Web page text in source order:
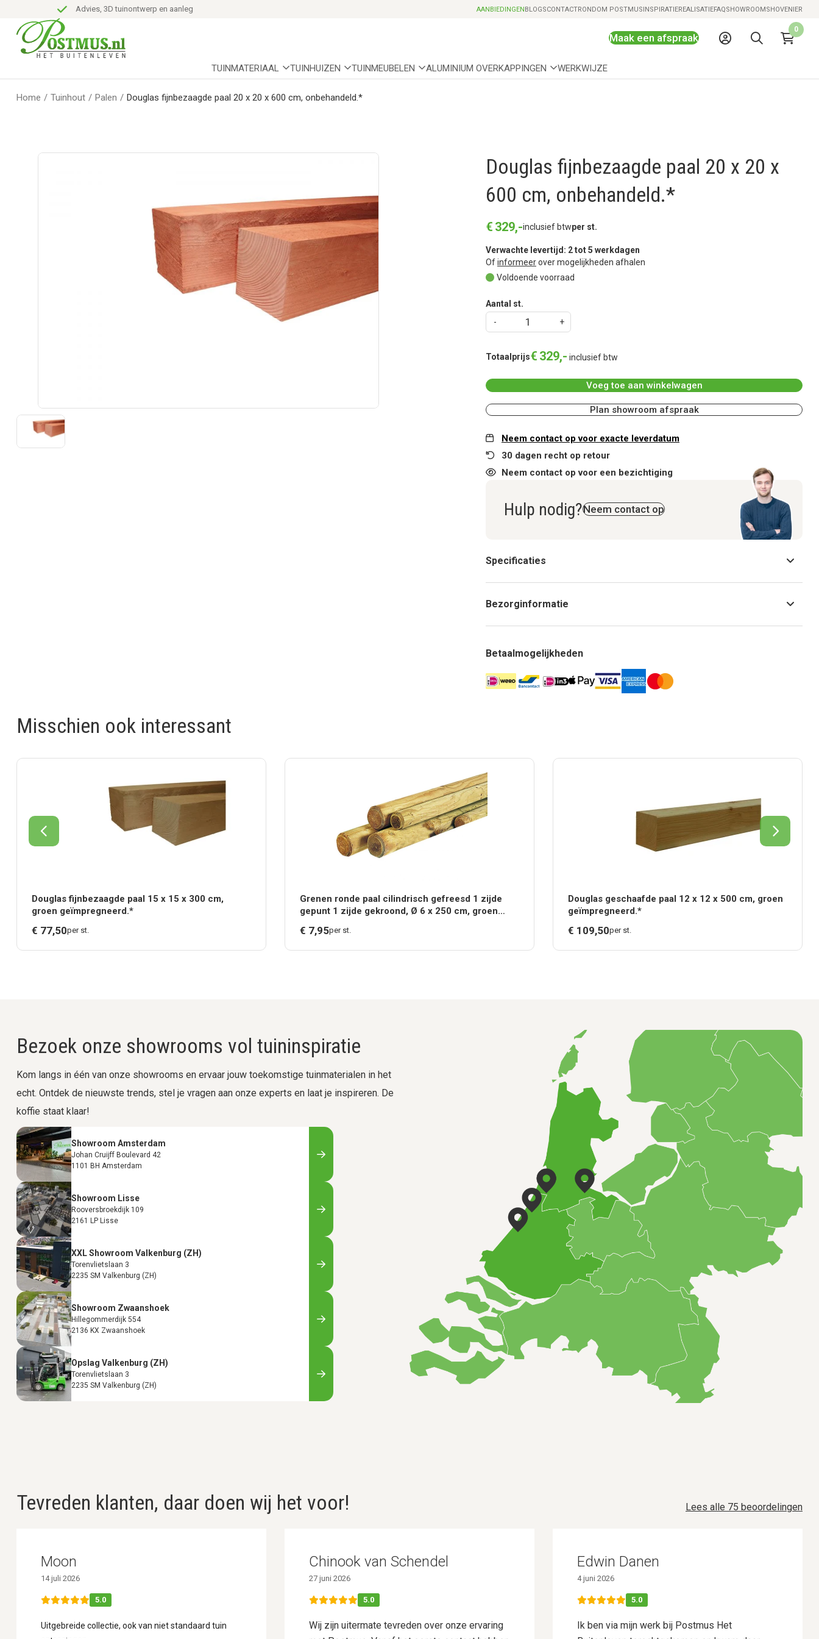
Advies, 3D tuinontwerp en aanleg Snelle levering mogelijk
AANBIEDINGENBLOGSCONTACTRONDOM POSTMUSINSPIRATIEREALISATIEFAQSHOWROOMSHOVENIER
Maak een afspraak
0
TUINMATERIAAL TUINHUIZEN TUINMEUBELEN ALUMINIUM OVERKAPPINGEN WERKWIJZE
Home / Tuinhout / Palen / Douglas fijnbezaagde paal 20 x 20 x 600 cm, onbehandeld.*
Douglas fijnbezaagde paal 20 x 20 x
600 cm, onbehandeld.*
€ 329,-inclusief btwper st.
Verwachte levertijd: 2 tot 5 werkdagen
Ofinformeerover mogelijkheden afhalen
Voldoende voorraad
Aantal st.
Totaalprijs€ 329,- inclusief btw
Voeg toe aan winkelwagen
Plan showroom afspraak
Neem contact op voor exacte leverdatum
30 dagen recht op retour
Neem contact op voor een bezichtiging
Hulp nodig?Neem contact op
Specificaties
Bezorginformatie
Betaalmogelijkheden
Misschien ook interessant
Douglas fijnbezaagde paal 15 x 15 x 300 cm,
groen geïmpregneerd.*
€ 77,50per st.
Grenen ronde paal cilindrisch gefreesd 1 zijde
gepunt 1 zijde gekroond, Ø 6 x 250 cm, groen
€ 7,95per st.
Douglas geschaafde paal 12 x 12 x 500 cm, groen
geïmpregneerd.*
€ 109,50per st.
Bezoek onze showrooms vol tuininspiratie
Kom langs in één van onze showrooms en ervaar jouw toekomstige tuinmaterialen in het
echt. Ontdek de nieuwste trends, stel je vragen aan onze experts en laat je inspireren. De
koffie staat klaar!
Showroom Amsterdam
Johan Cruijff Boulevard 42
1101 BH Amsterdam
Showroom Lisse
Rooversbroekdijk 109
2161 LP Lisse
XXL Showroom Valkenburg (ZH)
Torenvlietslaan 3
2235 SM Valkenburg (ZH)
Showroom Zwaanshoek
Hillegommerdijk 554
2136 KX Zwaanshoek
Opslag Valkenburg (ZH)
Torenvlietslaan 3
2235 SM Valkenburg (ZH)
Tevreden klanten, daar doen wij het voor! Lees alle 75 beoordelingen
Moon
14 juli 2026
5.0
Uitgebreide collectie, ook van niet standaard tuin
Chinook van Schendel
27 juni 2026
5.0
Wij zijn uitermate tevreden over onze ervaring
Edwin Danen
4 juni 2026
5.0
Ik ben via mijn werk bij Postmus Het